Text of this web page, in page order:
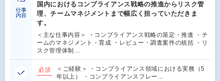
仕事
内容
国内におけるコンプライアンス戦略の推進からリスク管
理、チームマネジメントまで幅広く担っていただきま
す。
＜主な仕事内容＞ ・コンプライアンス戦略の策定・推進 ・チ
ームのマネジメント・育成 ・レビュー・調査案件の統括 ・リ
スク管理体制…
必須
＜ご経験＞ ・コンプライアンス領域における実務（5
年以上） ・コンプライアンスフレー…